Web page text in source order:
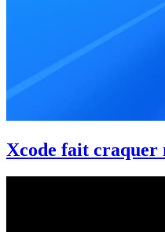
Xcode fait craquer